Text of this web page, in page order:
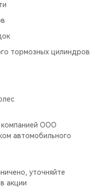
тормозных цилиндров
компанией ООО
автомобильного
уточняйте
акции